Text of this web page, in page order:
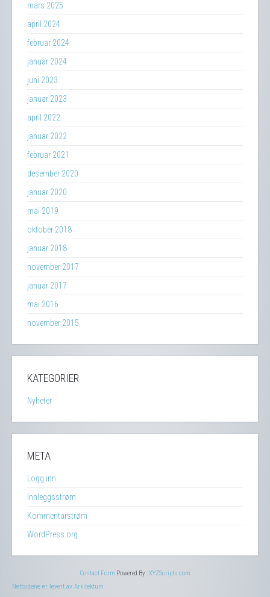
mars 2025
april 2024
februar 2024
januar 2024
juni 2023
januar 2023
april 2022
januar 2022
februar 2021
desember 2020
januar 2020
mai 2019
oktober 2018
januar 2018
november 2017
januar 2017
mai 2016
november 2015
KATEGORIER
Nyheter
META
Logg inn
Innleggsstrøm
Kommentarstrøm
WordPress.org
Contact Form Powered By :XYZScripts.com
Nettsidene er levert av Arkitektum